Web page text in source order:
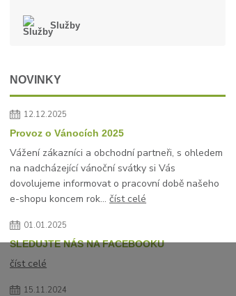
Služby
NOVINKY
12.12.2025
Provoz o Vánocích 2025
Vážení zákazníci a obchodní partneři, s ohledem
na nadcházející vánoční svátky si Vás
dovolujeme informovat o pracovní době našeho
e-shopu koncem rok...číst celé
01.01.2025
SLEDUJTE NÁS NA FACEBOOKU
číst celé
15.11.2024